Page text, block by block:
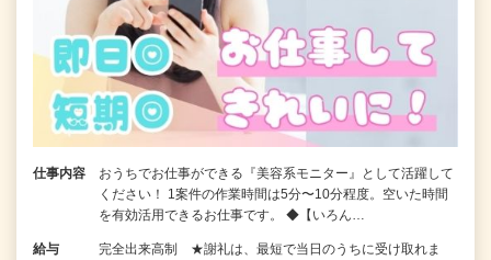
仕事内容
おうちでお仕事ができる『美容系モニター』として活躍して
ください！ 1案件の作業時間は5分〜10分程度。空いた時間
を有効活用できるお仕事です。 ◆【いろん…
給与
完全出来高制 ★謝礼は、最短で当日のうちに受け取れま